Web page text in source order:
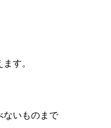
す。
ないものまで